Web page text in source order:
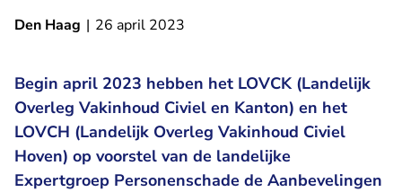
Den Haag | 26 april 2023
Begin april 2023 hebben het LOVCK (Landelijk
Overleg Vakinhoud Civiel en Kanton) en het
LOVCH (Landelijk Overleg Vakinhoud Civiel
Hoven) op voorstel van de landelijke
Expertgroep Personenschade de Aanbevelingen